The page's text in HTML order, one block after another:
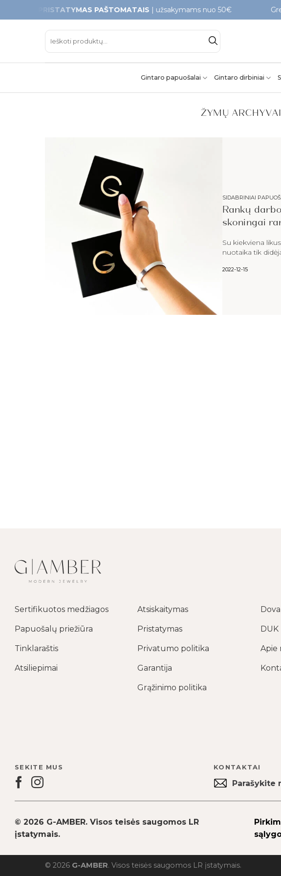
to
PRISTATYMAS PAŠTOMATAIS| užsakymams nuo 50€
Ieškoti:
Gintaro papuošalai Gintaro dirbiniai
ŽYMŲ
SIDABRINIAI
Rankų
skoningai
Su kiekviena
nuotaika tik
2022-12-15
Sertifikuotos medžiagos
Papuošalų priežiūra
Tinklaraštis
Atsiliepimai
Atsiskaitymas
Pristatymas
Privatumo politika
Garantija
Grąžinimo politika
DUK
Apie
SEKITE MUS KONTAKTAI
Parašykite
© 2026 G-AMBER. Visos teisės saugomos LR
įstatymais.
© 2026 G-AMBER. Visos teisės saugomos LR įstatymais.